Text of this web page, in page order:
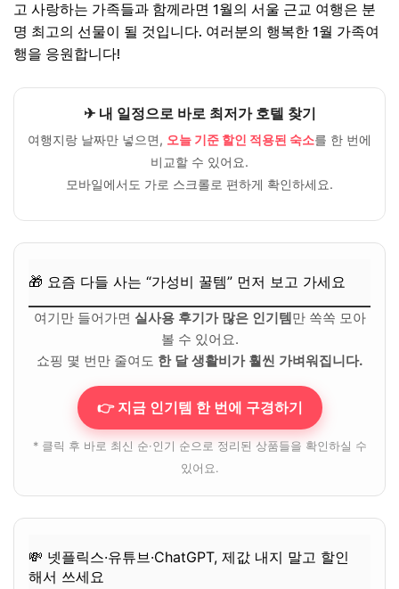
고 사랑하는 가족들과 함께라면 1월의 서울 근교 여행은 분
명 최고의 선물이 될 것입니다. 여러분의 행복한 1월 가족여
행을 응원합니다!
✈ 내 일정으로 바로 최저가 호텔 찾기
여행지랑 날짜만 넣으면, 오늘 기준 할인 적용된 숙소를 한 번에
비교할 수 있어요.
모바일에서도 가로 스크롤로 편하게 확인하세요.
🎁 요즘 다들 사는 “가성비 꿀템” 먼저 보고 가세요
여기만 들어가면 실사용 후기가 많은 인기템 만 쏙쏙 모아
볼 수 있어요.
쇼핑 몇 번만 줄여도 한 달 생활비가 훨씬 가벼워집니다.
👉 지금 인기템 한 번에 구경하기
* 클릭 후 바로 최신 순·인기 순으로 정리된 상품들을 확인하실 수
있어요.
💸 넷플릭스·유튜브·ChatGPT, 제값 내지 말고 할인
해서 쓰세요